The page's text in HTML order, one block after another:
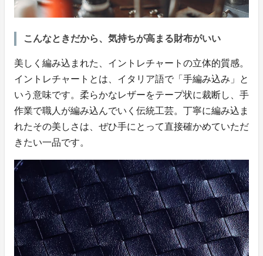
こんなときだから、気持ちが高まる財布がいい
美しく編み込まれた、イントレチャートの立体的質感。
イントレチャートとは、イタリア語で「手編み込み」と
いう意味です。柔らかなレザーをテープ状に裁断し、手
作業で職人が編み込んでいく伝統工芸。丁寧に編み込ま
れたその美しさは、ぜひ手にとって直接確かめていただ
きたい一品です。